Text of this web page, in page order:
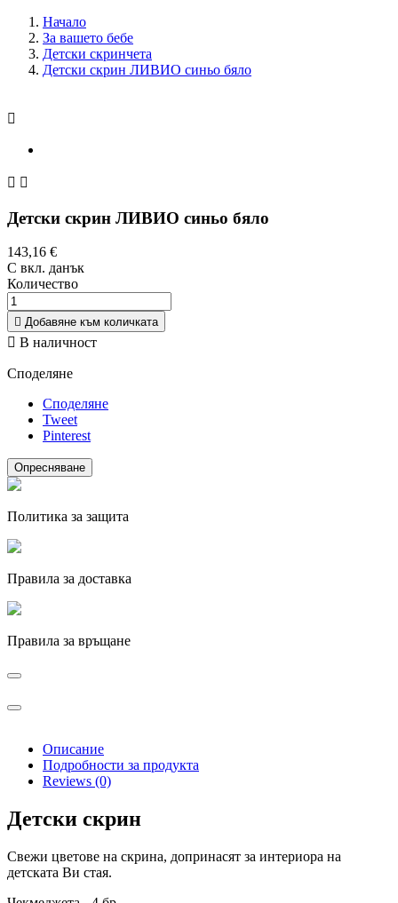
Начало
За вашето бебе
Детски скринчета
Детски скрин ЛИВИО синьо бяло

 
Детски скрин ЛИВИО синьо бяло
143,16 €
С вкл. данък
Количество
 Добавяне към количката
 В наличност
Споделяне
Споделяне
Tweet
Pinterest
Политика за защита
Правила за доставка
Правила за връщане
Описание
Подробности за продукта
Reviews (0)
Детски скрин
Свежи цветове на скринa, допринасят за интериора на
детската Ви стая.